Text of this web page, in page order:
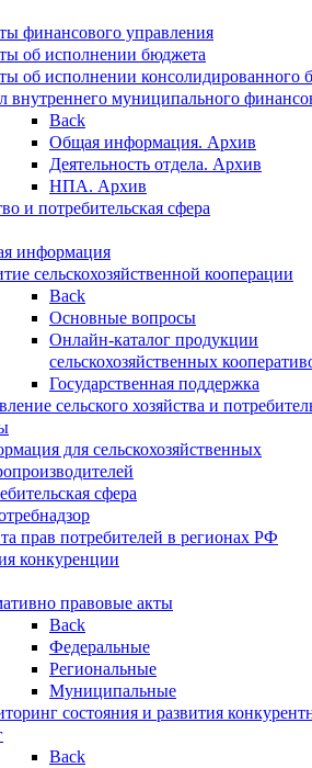
финансового управления
об исполнении бюджета
об исполнении консолидированного
внутреннего муниципального
Back
Общая информация. Архив
Деятельность отдела. Архив
НПА. Архив
и потребительская сфера
информация
сельскохозяйственной кооперации
Back
Основные вопросы
Онлайн-каталог продукции
сельскохозяйственных
Государственная поддержка
сельского хозяйства и
для сельскохозяйственных
сфера
прав потребителей в регионах РФ
конкуренции
правовые акты
Back
Федеральные
Региональные
Муниципальные
состояния и развития
Back